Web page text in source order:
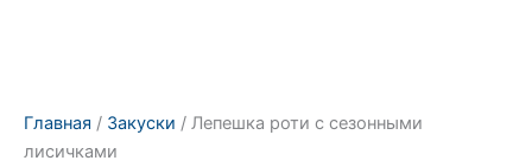
Главная / Закуски / Лепешка роти с сезонными
лисичками